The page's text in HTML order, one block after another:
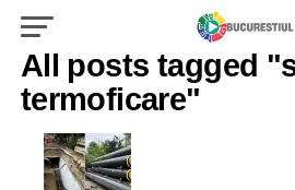
All posts tagged
termoficare"